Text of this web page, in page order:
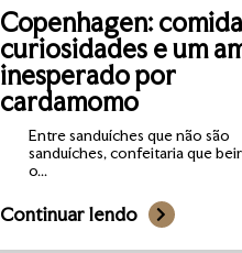
Copenhagen:
curiosidades e um
inesperado por
cardamomo
Entre sanduíches que não são
sanduíches, confeitaria que
o...
Continuar lendo